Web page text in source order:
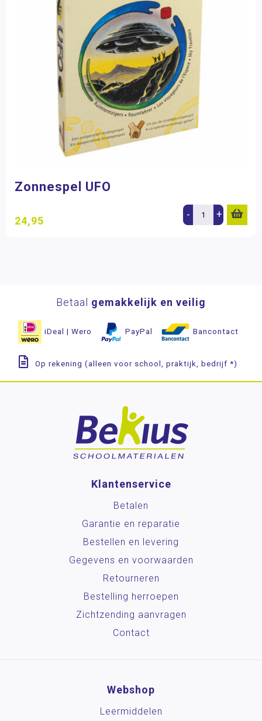
Zonnespel UFO
24,95 - +
Betaal gemakkelijk en veilig
iDeal | Wero PayPal Bancontact
Op rekening (alleen voor school, praktijk, bedrijf *)
Klantenservice
Betalen
Garantie en reparatie
Bestellen en levering
Gegevens en voorwaarden
Retourneren
Bestelling herroepen
Zichtzending aanvragen
Contact
Webshop
Leermiddelen